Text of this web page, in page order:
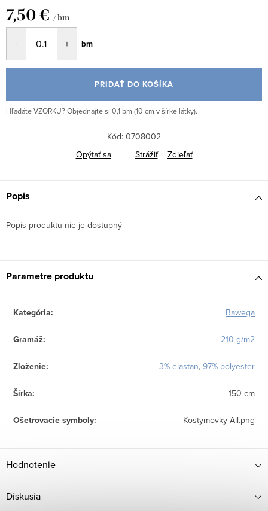
7,50 € / bm
cena:
bm
PRIDAŤ DO KOŠÍKA
Hľadáte VZORKU? Objednajte si 0,1 bm (10 cm v šírke látky).
Kód: 0708002
Opýtať sa
Strážiť Zdieľať
Popis
Popis produktu nie je dostupný
Parametre produktu
Kategória: Bawega
Gramáž: 210 g/m2
Zloženie: 3% elastan, 97% polyester
Šírka: 150 cm
Ošetrovacie symboly: Kostymovky All.png
Hodnotenie
Diskusia